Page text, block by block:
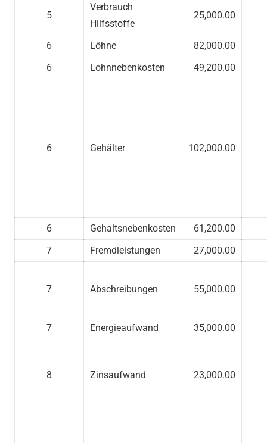
5
Verbrauch
Hilfsstoffe
25,000.00
6 Löhne
82,000.00
6
Lohnnebenkosten 49,200.00
6 Gehälter 102,000.00
6 Gehaltsnebenkosten
61,200.00
7
Fremdleistungen 27,000.00
7 Abschreibungen 55,000.00
7 Energieaufwand 35,000.00
8 Zinsaufwand 23,000.00